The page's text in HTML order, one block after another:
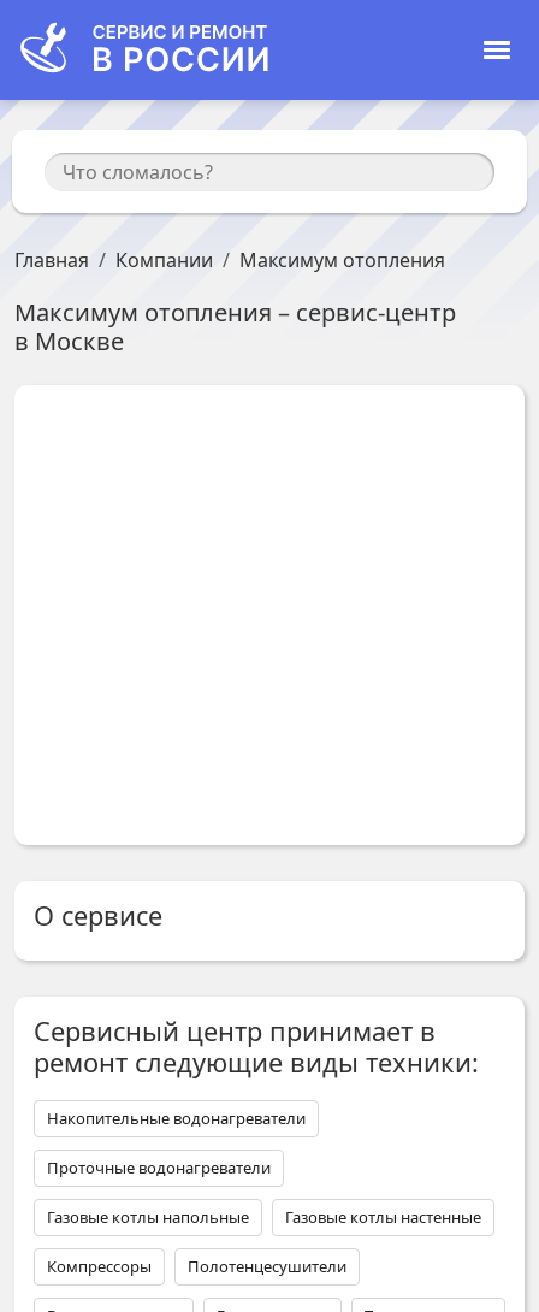
Главная Компании Максимум отопления
Максимум отопления – сервис-центр
в Москве
О сервисе
Сервисный центр принимает в
ремонт следующие виды техники:
Накопительные водонагреватели
Проточные водонагреватели
Газовые котлы напольные Газовые котлы настенные
Компрессоры Полотенцесушители